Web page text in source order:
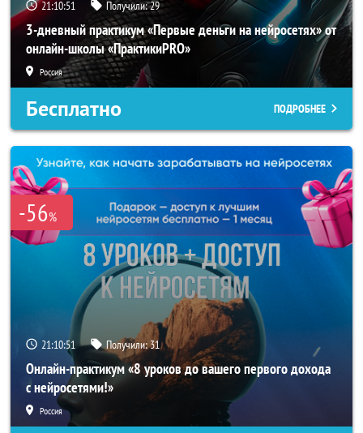
21:10:50 Получили:29
3-дневный практикум «Первые деньги на нейросетях» от
онлайн-школы «ПрактикиPRO»
Россия
Бесплатно ПОДРОБНЕЕ
-56%
21:10:50 Получили:31
Онлайн-практикум «8 уроков до вашего первого дохода
с нейросетями!»
Россия